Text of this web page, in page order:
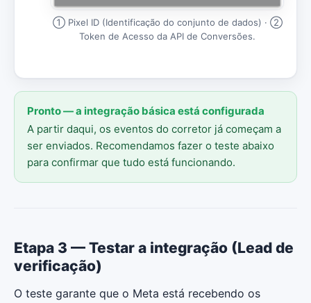
① Pixel ID (Identificação do conjunto de dados) · ②
Token de Acesso da API de Conversões.
Pronto — a integração básica está configurada
A partir daqui, os eventos do corretor já começam a
ser enviados. Recomendamos fazer o teste abaixo
para confirmar que tudo está funcionando.
Etapa 3 — Testar a integração (Lead de
verificação)
O teste garante que o Meta está recebendo os